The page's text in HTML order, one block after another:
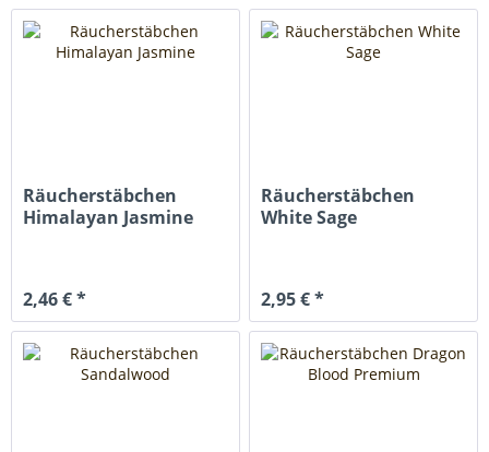
Räucherstäbchen
Himalayan Jasmine
2,46 € *
Räucherstäbchen
White Sage
2,95 € *